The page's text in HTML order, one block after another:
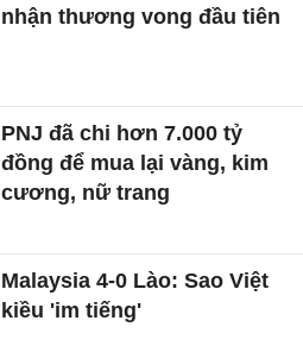
nhận thương vong đầu tiên
PNJ đã chi hơn 7.000 tỷ
đồng để mua lại vàng, kim
cương, nữ trang
Malaysia 4-0 Lào: Sao Việt
kiều 'im tiếng'